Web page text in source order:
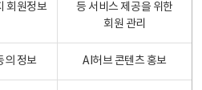
회원정보
등 서비스 제공을 위한
회원 관리
의 정보 AI허브 콘텐츠 홍보